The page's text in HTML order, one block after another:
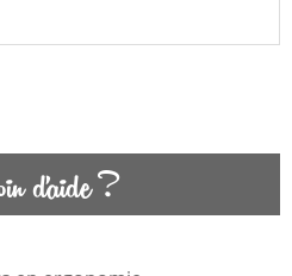
d'aide ?